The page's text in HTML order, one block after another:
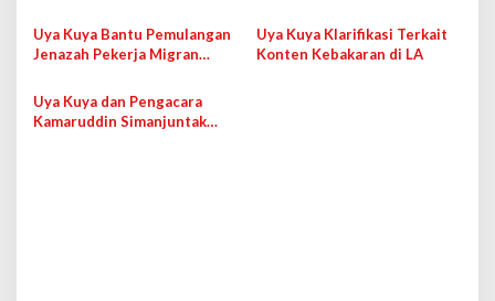
o
s
Kuya
Uya Kuya Bantu Pemulangan
Jenazah Pekerja Migran
Uya Kuya Klarifikasi Terkait
Konten Kebakaran di LA
Uya Kuya dan Pengacara
Kamaruddin Simanjuntak